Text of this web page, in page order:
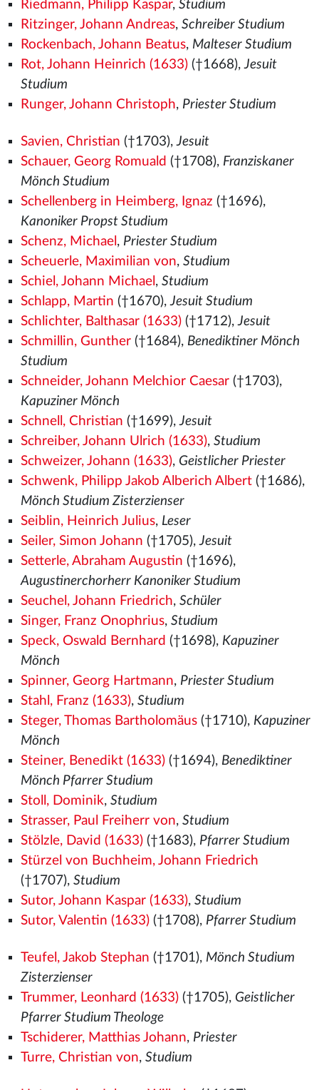
Riedmann, Philipp Kaspar, Studium
Ritzinger, Johann Andreas, Schreiber Studium
Rockenbach, Johann Beatus, Malteser Studium
Rot, Johann Heinrich (1633)(†1668),Jesuit
Studium
Runger, Johann Christoph, Priester Studium
Savien, Christian (†1703),Jesuit
Schauer, Georg Romuald (†1708), Franziskaner
Mönch Studium
Schellenberg in Heimberg, Ignaz (†1696),
Kanoniker Propst Studium
Schenz, Michael , Priester Studium
Scheuerle, Maximilian von, Studium
Schiel, Johann Michael , Studium
Schlapp, Martin (†1670),Jesuit Studium
Schlichter, Balthasar (1633)(†1712),Jesuit
Schmillin, Gunther(†1684), Benediktiner Mönch
Studium
Schneider, Johann Melchior Caesar(†1703),
Kapuziner Mönch
Schnell, Christian (†1699),Jesuit
Schreiber, Johann Ulrich (1633), Studium
Schweizer, Johann (1633), Geistlicher Priester
Schwenk, Philipp Jakob Alberich Albert(†1686),
Mönch Studium Zisterzienser
Seiblin, Heinrich Julius, Leser
Seiler, Simon Johann (†1705),Jesuit
Setterle, Abraham Augustin (†1696),
Augustinerchorherr Kanoniker Studium
Seuchel, Johann Friedrich, Schüler
Singer, Franz Onophrius, Studium
Speck, Oswald Bernhard (†1698), Kapuziner
Mönch
Spinner, Georg Hartmann, Priester Studium
Stahl, Franz (1633), Studium
Steger, Thomas Bartholomäus(†1710), Kapuziner
Mönch
Steiner, Benedikt (1633)(†1694), Benediktiner
Mönch Pfarrer Studium
Stoll, Dominik, Studium
Strasser, Paul Freiherr von, Studium
Stölzle, David (1633)(†1683), Pfarrer Studium
Stürzel von Buchheim, Johann Friedrich
(†1707), Studium
Sutor, Johann Kaspar (1633), Studium
Sutor, Valentin (1633)(†1708), Pfarrer Studium
Teufel, Jakob Stephan (†1701), Mönch Studium
Zisterzienser
Trummer, Leonhard (1633)(†1705), Geistlicher
Pfarrer Studium Theologe
Tschiderer, Matthias Johann, Priester
Turre, Christian von, Studium